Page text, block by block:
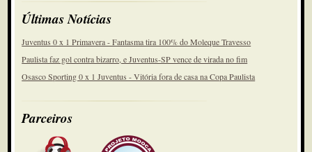
Últimas Notícias
Juventus 0 x 1 Primavera - Fantasma tira 100% do Moleque Travesso
Paulista faz gol contra bizarro, e Juventus-SP vence de virada no fim
Osasco Sporting 0 x 1 Juventus - Vitória fora de casa na Copa Paulista
Parceiros